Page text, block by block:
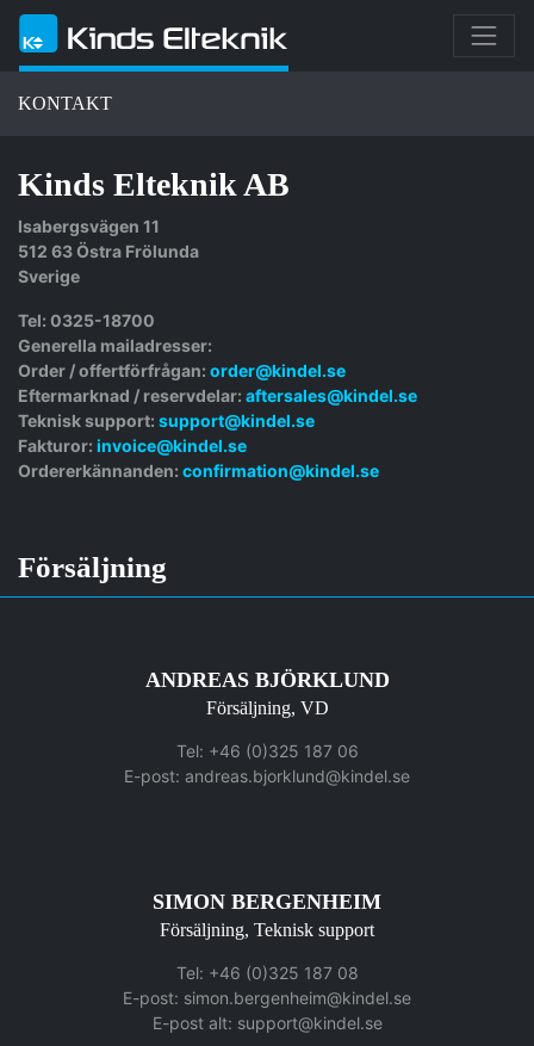
KONTAKT
Kinds Elteknik AB
Isabergsvägen 11
512 63 Östra Frölunda
Sverige
Tel: 0325-18700
Generella mailadresser:
Order / offertförfrågan: order@kindel.se
Eftermarknad / reservdelar: aftersales@kindel.se
Teknisk support: support@kindel.se
Fakturor: invoice@kindel.se
Ordererkännanden: confirmation@kindel.se
Försäljning
ANDREAS BJÖRKLUND
Försäljning, VD
Tel: +46 (0)325 187 06
E-post: andreas.bjorklund@kindel.se
SIMON BERGENHEIM
Försäljning, Teknisk support
Tel: +46 (0)325 187 08
E-post: simon.bergenheim@kindel.se
E-post alt: support@kindel.se